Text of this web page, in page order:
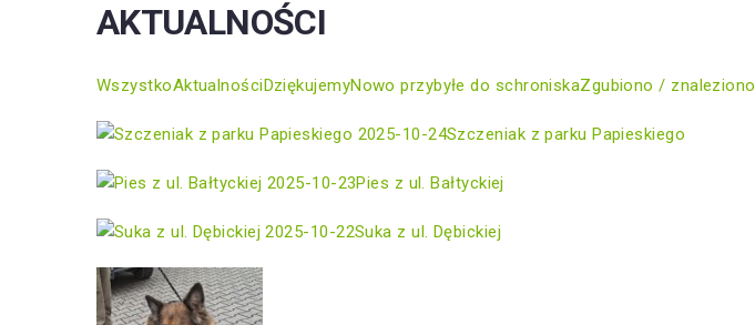
AKTUALNOŚCI
WszystkoAktualnościDziękujemyNowo przybyłe do schroniskaZgubiono / znaleziono
2025-10-24Szczeniak z parku Papieskiego
2025-10-23Pies z ul. Bałtyckiej
2025-10-22Suka z ul. Dębickiej